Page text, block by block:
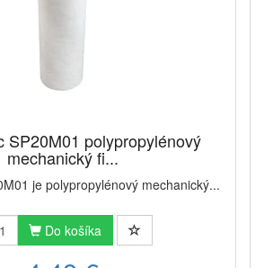
SP20M01 polypropylénový
mechanický fi...
je polypropylénový mechanický...
Do košíka